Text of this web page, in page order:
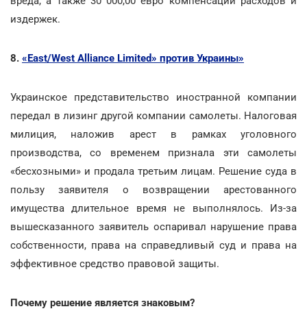
издержек.
8. «East/West Alliance Limited» против Украины»
Украинское представительство иностранной компании
передал в лизинг другой компании самолеты. Налоговая
милиция, наложив арест в рамках уголовного
производства, со временем признала эти самолеты
«бесхозными» и продала третьим лицам. Решение суда в
пользу заявителя о возвращении арестованного
имущества длительное время не выполнялось. Из-за
вышесказанного заявитель оспаривал нарушение права
собственности, права на справедливый суд и права на
эффективное средство правовой защиты.
Почему решение является знаковым?